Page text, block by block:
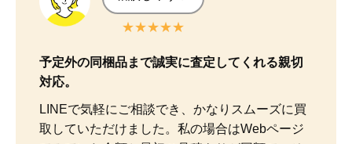
★★★★★
予定外の同梱品まで誠実に査定してくれる親切
対応。
LINEで気軽にご相談でき、かなりスムーズに買
取していただけました。私の場合はWebページ